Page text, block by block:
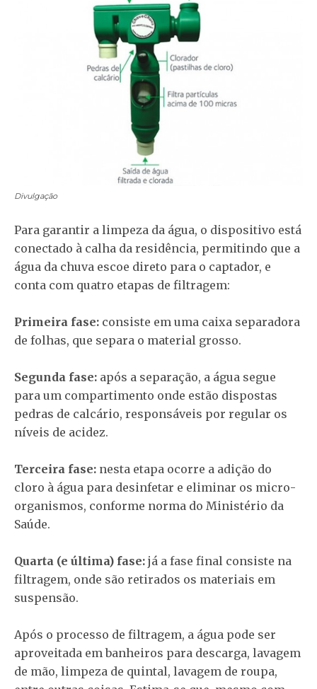
Divulgação
Para garantir a limpeza da água, o dispositivo está
conectado à calha da residência, permitindo que a
água da chuva escoe direto para o captador, e
conta com quatro etapas de filtragem:
Primeira fase: consiste em uma caixa separadora
de folhas, que separa o material grosso.
Segunda fase: após a separação, a água segue
para um compartimento onde estão dispostas
pedras de calcário, responsáveis por regular os
níveis de acidez.
Terceira fase: nesta etapa ocorre a adição do
cloro à água para desinfetar e eliminar os micro-
organismos, conforme norma do Ministério da
Saúde.
Quarta (e última) fase: já a fase final consiste na
filtragem, onde são retirados os materiais em
suspensão.
Após o processo de filtragem, a água pode ser
aproveitada em banheiros para descarga, lavagem
de mão, limpeza de quintal, lavagem de roupa,